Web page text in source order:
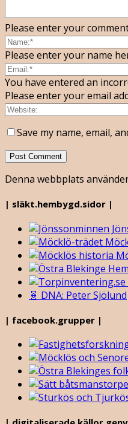
Please enter your
Please enter your name
You have entered an
Please enter your email
Save my name, email,
Denna webbplats
| släkt.hembygd.sidor |
🧬 DNA: Peter Sjölund
| facebook.grupper |